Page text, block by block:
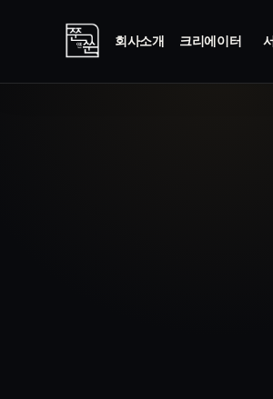
회사소개 크리에이터